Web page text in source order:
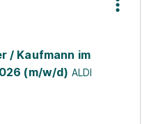
/ Kaufmann im
(m/w/d) ALDI